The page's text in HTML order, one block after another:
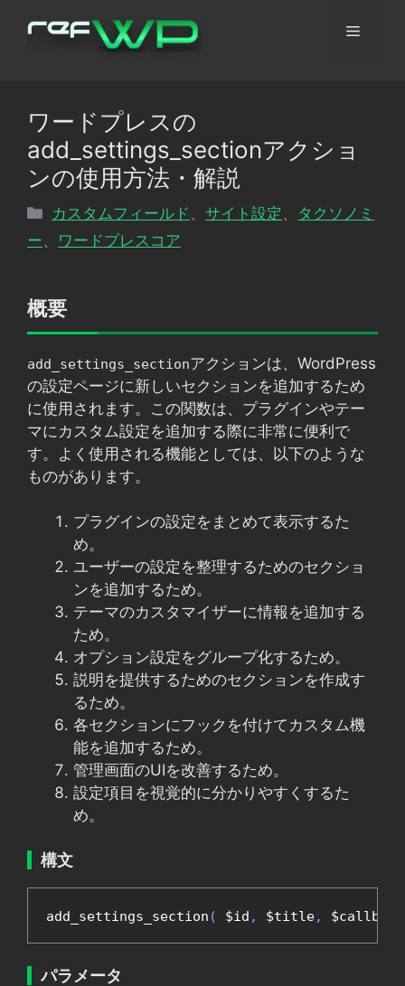
メ
ワードプレスの
add_settings_sectionアクショ
ンの使用方法・解説
カ
テ
ー
カスタムフィールド 、サイト設定
タクソノミ
ー
ワードプレスコア
概要
add_settings_sectionアクションは、WordPress
の設定ページに新しいセクションを追加するため
に使用されます。この関数は、プラグインやテー
マにカスタム設定を追加する際に非常に便利で
す。よく使用される機能としては、以下のような
ものがあります。
プラグインの設定をまとめて表示するた
め。
ユーザーの設定を整理するためのセクショ
ンを追加するため。
テーマのカスタマイザーに情報を追加する
ため。
オプション設定をグループ化するため。
説明を提供するためのセクションを作成す
るため。
各セクションにフックを付けてカスタム機
能を追加するため。
管理画面のUIを改善するため。
設定項目を視覚的に分かりやすくするた
め。
構文
add_settings_section ( $id , $title, $callback
パラメータ